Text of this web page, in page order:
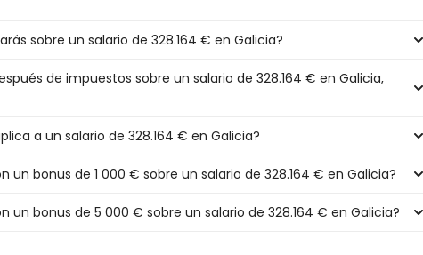
sobre un salario de 328.164 € en Galicia?
de impuestos sobre un salario de 328.164 € en Galicia,
a un salario de 328.164 € en Galicia?
un bonus de 1 000 € sobre un salario de 328.164 € en Galicia?
un bonus de 5 000 € sobre un salario de 328.164 € en Galicia?